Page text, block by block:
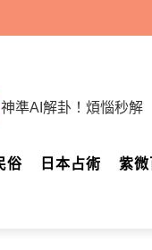
神準AI解卦！煩惱秒解
俗 日本占術 紫微